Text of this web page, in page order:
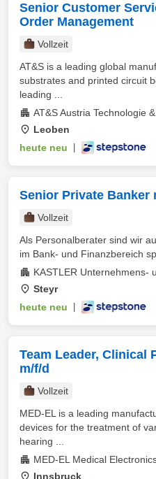
Senior Customer
Order Management
Vollzeit
AT&S is a leading global
substrates and printed circuit
leading ...
AT&S Austria Technologie
Leoben
heute neu
Senior Private Banker
Vollzeit
Als Personalberater sind wir
im Bank- und Finanzbereich
KASTLER Unternehmens-
Steyr
heute neu
Team Leader, Clinical
m/f/d
Vollzeit
MED-EL is a leading
devices for the treatment of
hearing ...
MED-EL Medical
Innsbruck